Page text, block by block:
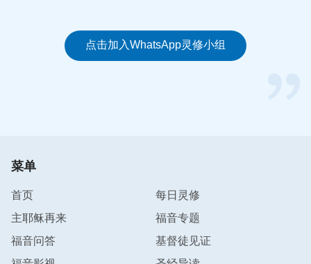
点击加入WhatsApp灵修小组
菜单
首页
每日灵修
主耶稣再来
福音专题
福音问答
基督徒见证